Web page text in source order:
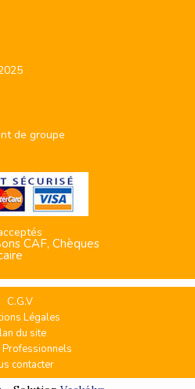
de groupe
CAF, Chèques
C.G.V
Légales
du site
Professionnels
contacter